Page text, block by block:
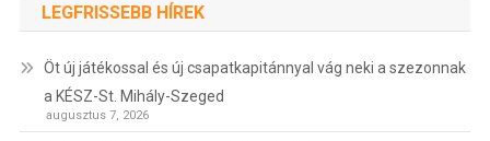
LEGFRISSEBB HÍREK
Öt új játékossal és új csapatkapitánnyal vág neki a szezonnak
a KÉSZ-St. Mihály-Szeged
augusztus 7, 2026